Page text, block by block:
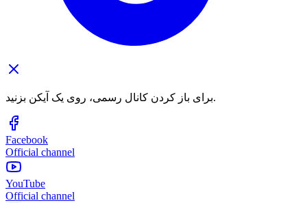
برای باز کردن کانال رسمی، روی یک آیکن بزنید.
Facebook
Official channel
YouTube
Official channel